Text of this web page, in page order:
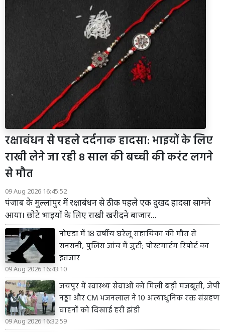
रक्षाबंधन से पहले दर्दनाक हादसा: भाइयों के लिए
राखी लेने जा रही 8 साल की बच्ची की करंट लगने
से मौत
09 Aug 2026 16:45:52
पंजाब के मुल्लांपुर में रक्षाबंधन से ठीक पहले एक दुखद हादसा सामने
आया। छोटे भाइयों के लिए राखी खरीदने बाजार...
नोएडा में 18 वर्षीय घरेलू सहायिका की मौत से
सनसनी, पुलिस जांच में जुटी; पोस्टमार्टम रिपोर्ट का
इंतजार
09 Aug 2026 16:43:10
जयपुर में स्वास्थ्य सेवाओं को मिली बड़ी मजबूती, जेपी
नड्डा और CM भजनलाल ने 10 अत्याधुनिक रक्त संग्रहण
वाहनों को दिखाई हरी झंडी
09 Aug 2026 16:32:59